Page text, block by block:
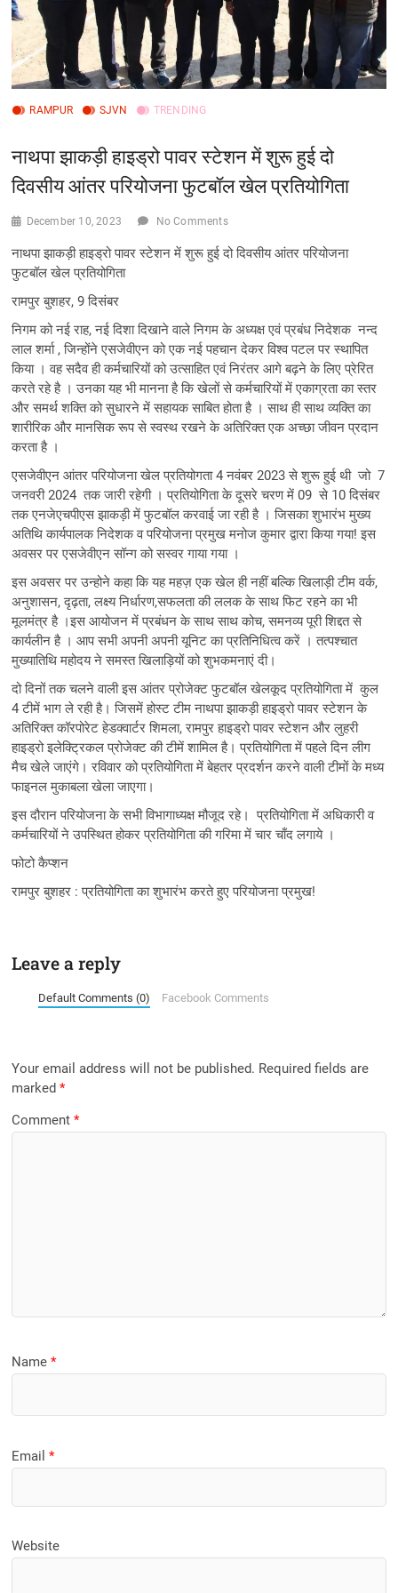
RAMPUR SJVN TRENDING
नाथपा झाकड़ी हाइड्रो पावर स्टेशन में शुरू हुई दो
दिवसीय आंतर परियोजना फुटबॉल खेल प्रतियोगिता
December 10, 2023 No Comments
नाथपा झाकड़ी हाइड्रो पावर स्टेशन में शुरू हुई दो दिवसीय आंतर परियोजना
फुटबॉल खेल प्रतियोगिता
रामपुर बुशहर, 9 दिसंबर
निगम को नई राह, नई दिशा दिखाने वाले निगम के अध्यक्ष एवं प्रबंध निदेशक नन्द
लाल शर्मा , जिन्होंने एसजेवीएन को एक नई पहचान देकर विश्व पटल पर स्थापित
किया । वह सदैव ही कर्मचारियों को उत्साहित एवं निरंतर आगे बढ़ने के लिए प्रेरित
करते रहे है । उनका यह भी मानना है कि खेलों से कर्मचारियों में एकाग्रता का स्तर
और समर्थ शक्ति को सुधारने में सहायक साबित होता है । साथ ही साथ व्यक्ति का
शारीरिक और मानसिक रूप से स्वस्थ रखने के अतिरिक्त एक अच्छा जीवन प्रदान
करता है ।
एसजेवीएन आंतर परियोजना खेल प्रतियोगता 4 नवंबर 2023 से शुरू हुई थी जो 7
जनवरी 2024 तक जारी रहेगी । प्रतियोगिता के दूसरे चरण में 09 से 10 दिसंबर
तक एनजेएचपीएस झाकड़ी में फुटबॉल करवाई जा रही है । जिसका शुभारंभ मुख्य
अतिथि कार्यपालक निदेशक व परियोजना प्रमुख मनोज कुमार द्वारा किया गया! इस
अवसर पर एसजेवीएन सॉन्ग को सस्वर गाया गया ।
इस अवसर पर उन्होने कहा कि यह महज़ एक खेल ही नहीं बल्कि खिलाड़ी टीम वर्क,
अनुशासन, दृढ़ता, लक्ष्य निर्धारण,सफलता की ललक के साथ फिट रहने का भी
मूलमंत्र है ।इस आयोजन में प्रबंधन के साथ साथ कोच, समनव्य पूरी शिद्दत से
कार्यलीन है । आप सभी अपनी अपनी यूनिट का प्रतिनिधित्व करें । तत्पश्चात
मुख्यातिथि महोदय ने समस्त खिलाड़ियों को शुभकमनाएं दी।
दो दिनों तक चलने वाली इस आंतर प्रोजेक्ट फुटबॉल खेलकूद प्रतियोगिता में कुल
4 टीमें भाग ले रही है। जिसमें होस्ट टीम नाथपा झाकड़ी हाइड्रो पावर स्टेशन के
अतिरिक्त कॉरपोरेट हेडक्वार्टर शिमला, रामपुर हाइड्रो पावर स्टेशन और लुहरी
हाइड्रो इलेक्ट्रिकल प्रोजेक्ट की टीमें शामिल है। प्रतियोगिता में पहले दिन लीग
मैच खेले जाएंगे। रविवार को प्रतियोगिता में बेहतर प्रदर्शन करने वाली टीमों के मध्य
फाइनल मुकाबला खेला जाएगा।
इस दौरान परियोजना के सभी विभागाध्यक्ष मौजूद रहे। प्रतियोगिता में अधिकारी व
कर्मचारियों ने उपस्थित होकर प्रतियोगिता की गरिमा में चार चाँद लगाये ।
फोटो कैप्शन
रामपुर बुशहर : प्रतियोगिता का शुभारंभ करते हुए परियोजना प्रमुख!
Leave a reply
Default Comments (0) Facebook Comments
Your email address will not be published. Required fields are
marked*
Comment*
Name*
Email*
Website